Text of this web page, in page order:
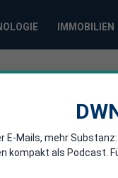
IMMOBILIEN
E-Mails, mehr
kompakt als Podcast.